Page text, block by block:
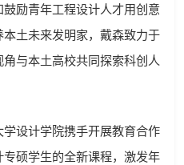
励青年工程设计人才用创意
土未来发明家，戴森致力于
与本土高校共同探索科创人
设计学院携手开展教育合作
硕学生的全新课程，激发年